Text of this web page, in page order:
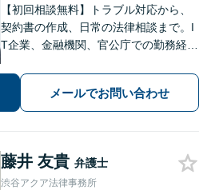
【初回相談無料】トラブル対応から、
契約書の作成、日常の法律相談まで。I
T企業、金融機関、官公庁での勤務経験
を解決に導きます。【電話・メール・
WEB面談可】【渋谷駅6分】
メールでお問い合わせ
藤井 友貴 弁護士
渋谷アクア法律事務所